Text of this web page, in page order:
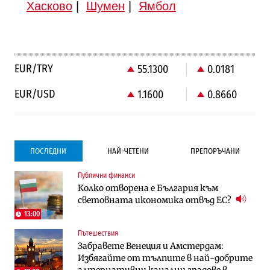
Хасково| Шумен Ямбол
EUR/TRY 55.1300
0.0181
EUR/USD
1.1600 0.8660
ПОСЛЕДНИ НАЙ-ЧЕТЕНИ ПРЕПОРЪЧАНИ
13:00
Публични финанси
Колко отворена е България към
световната икономика отвъд ЕС?
Пътешествия
Забравете Венеция и Амстердам:
Избягайте от тълпите в най-добрите
Градоустройство
Столична община избра изпълнител за
преместването на трамвайното
Компании
Vivacom предлага над 150 устройства с
90% отстъпка през август
Компании
Vivacom предлага над 150 устройства с
90% отстъпка през август
Градоустройство
Столична община избра изпълнител за
преместването на трамвайното